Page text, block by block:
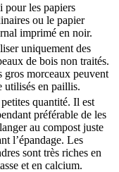
pour les papiers
ou le papier
imprimé en noir.
uniquement des
de bois non traités.
gros morceaux peuvent
utilisés en paillis.
quantité. Il est
préférable de les
au compost juste
l’épandage. Les
sont très riches en
et en calcium.